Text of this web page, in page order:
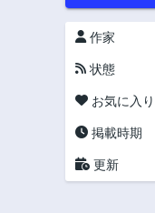
作家
状態
お気に入り
掲載時期
更新